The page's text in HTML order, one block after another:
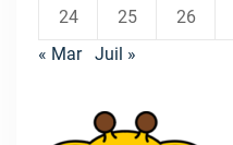
24 25 26
« Mar
Juil »